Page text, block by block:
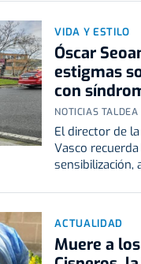
VIDA Y ESTILO
Óscar
estigmas
con
NOTICIAS
El director de
Vasco
sensibilización,
ACTUALIDAD
Muere a